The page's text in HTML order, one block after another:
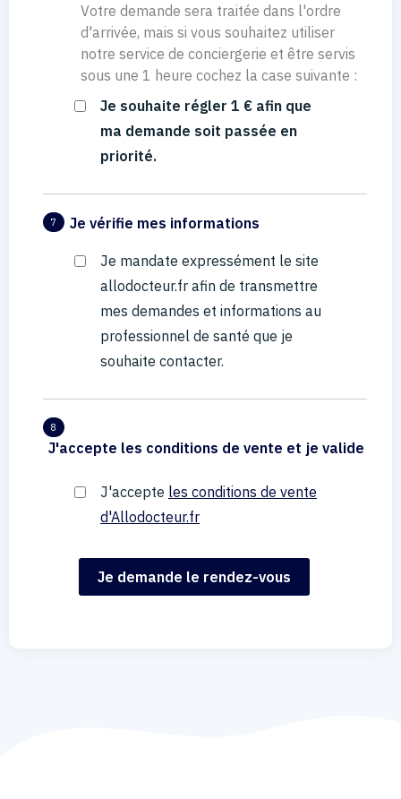
Votre demande sera traitée dans l'ordre
d'arrivée, mais si vous souhaitez utiliser
notre service de conciergerie et être servis
sous une 1 heure cochez la case suivante :
Je souhaite régler 1 € afin que
ma demande soit passée en
priorité.
7 Je vérifie mes informations
Je mandate expressément le site
allodocteur.fr afin de transmettre
mes demandes et informations au
professionnel de santé que je
souhaite contacter.
8
J'accepte les conditions de vente et je valide
J'accepte les conditions de vente
d'Allodocteur.fr